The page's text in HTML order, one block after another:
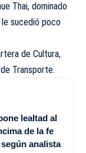
Thai, dominado
sucedió poco
de Cultura,
Transporte.
lealtad al
de la fe
analista